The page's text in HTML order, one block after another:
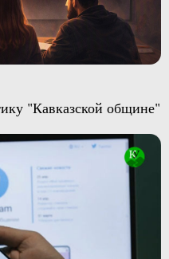
"Кавказской общине"